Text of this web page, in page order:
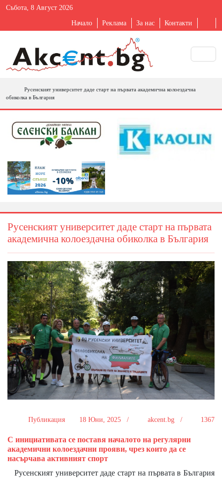
Събота, 8 Август 2026
Начало Реклама За нас Контакти
Русенският университет даде старт на първата академична колоездачна
обиколка в България
Русенският университет даде старт на първата
академична колоездачна обиколка в България
Публикация 18 Юни, 2025 / akcent.bg / 1367
С инициативата се поставя началото на регулярни
академични колоездачни прояви, чрез които да се
насърчава активният спорт
Русенският университет даде старт на първата в България